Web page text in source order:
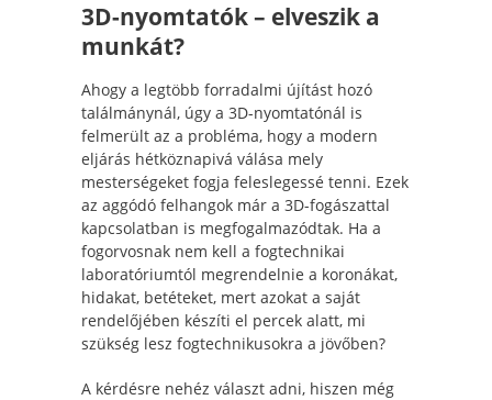
3D-nyomtatók – elveszik a
munkát?
Ahogy a legtöbb forradalmi újítást hozó
találmánynál, úgy a 3D-nyomtatónál is
felmerült az a probléma, hogy a modern
eljárás hétköznapivá válása mely
mesterségeket fogja feleslegessé tenni. Ezek
az aggódó felhangok már a 3D-fogászattal
kapcsolatban is megfogalmazódtak. Ha a
fogorvosnak nem kell a fogtechnikai
laboratóriumtól megrendelnie a koronákat,
hidakat, betéteket, mert azokat a saját
rendelőjében készíti el percek alatt, mi
szükség lesz fogtechnikusokra a jövőben?
A kérdésre nehéz választ adni, hiszen még